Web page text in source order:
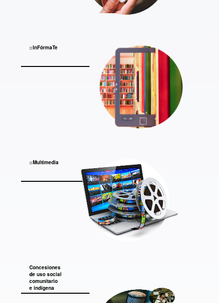
InFórmaTe
Multimedia
Concesiones
de uso social
comunitario
e indígena